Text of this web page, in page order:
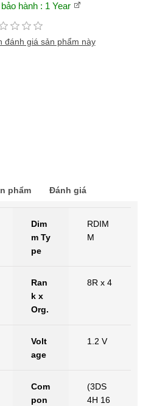
hành : 1 Year
đánh giá sản phẩm này
phẩm Đánh giá
Dim
m Ty
pe
RDIM
M
Ran
k x
Org.
8R x 4
Volt
age
1.2 V
Com
pon
(3DS
4H 16